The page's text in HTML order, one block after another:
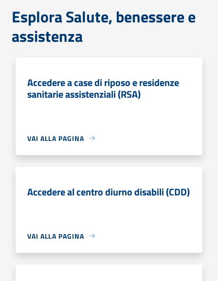
Esplora Salute, benessere e
assistenza
Accedere a case di riposo e residenze
sanitarie assistenziali (RSA)
VAI ALLA PAGINA
Accedere al centro diurno disabili (CDD)
VAI ALLA PAGINA